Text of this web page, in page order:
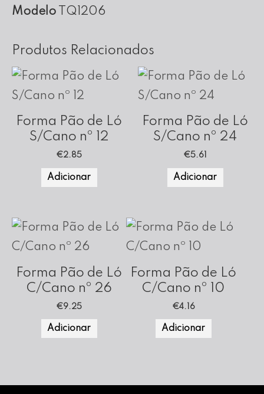
6
Altura
Modelo TQ1206
Produtos Relacionados
Forma Pão de Ló
S/Cano nº 12
€2.85
Adicionar
Forma Pão de Ló
S/Cano nº 24
€5.61
Adicionar
Forma Pão de Ló
C/Cano nº 26
€9.25
Adicionar
Forma Pão de Ló
C/Cano nº 10
€4.16
Adicionar